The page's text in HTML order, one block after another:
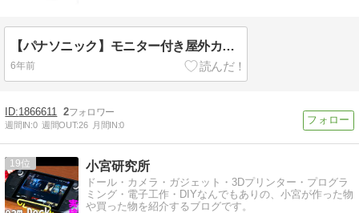
【パナソニック】モニター付き屋外カメラを購入するのはちょっと待った！！！
6年前
1866611 2
週間IN:0 週間OUT:26 月間IN:0
19 小宮研究所
ドール・カメラ・ガジェット・3Dプリンター・プログラ
ミング・電子工作・DIYなんでもありの、小宮が作った物
や買った物を紹介するブログです。